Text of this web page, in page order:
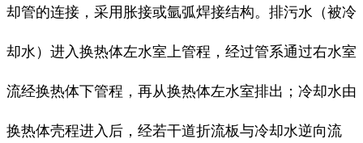
却管的连接，采用胀接或氩弧焊接结构。排污水（被冷
却水）进入换热体左水室上管程，经过管系通过右水室
流经换热体下管程，再从换热体左水室排出；冷却水由
换热体壳程进入后，经若干道折流板与冷却水逆向流